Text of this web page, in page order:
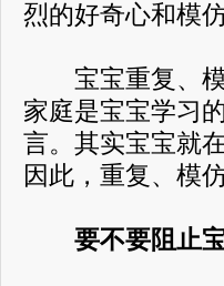
烈的好奇心和模
宝宝重复、模
家庭是宝宝学习
言。其实宝宝就
因此，重复、模
要不要阻止